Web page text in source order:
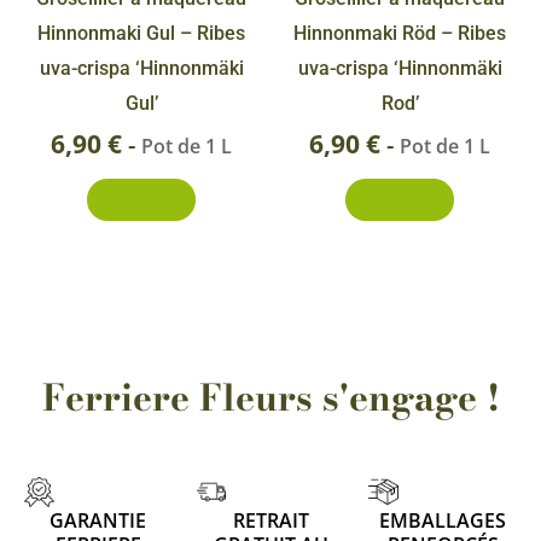
Hinnonmaki Gul – Ribes
uva-crispa ‘Hinnonmäki
Gul’
6,90€- Pot de 1 L
Hinnonmaki Röd – Ribes
uva-crispa ‘Hinnonmäki
Rod’
6,90€- Pot de 1 L
Ferriere Fleurs s'engage !
GARANTIE
RETRAIT
EMBALLAGES